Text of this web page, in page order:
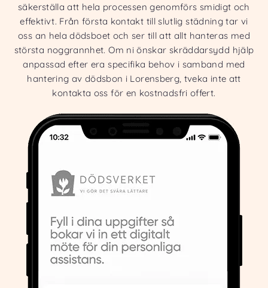
säkerställa att hela processen genomförs smidigt och
effektivt. Från första kontakt till slutlig städning tar vi
oss an hela dödsboet och ser till att allt hanteras med
största noggrannhet. Om ni önskar skräddarsydd hjälp
anpassad efter era specifika behov i samband med
hantering av dödsbon i Lorensberg, tveka inte att
kontakta oss för en kostnadsfri offert.